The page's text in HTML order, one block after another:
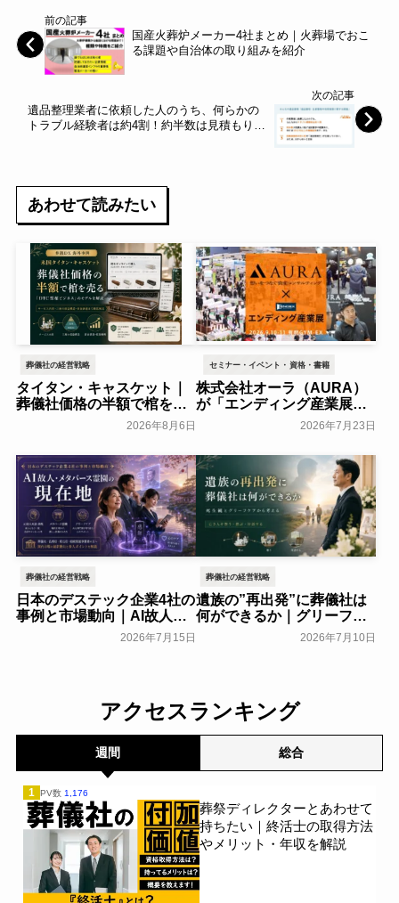
前の記事
国産火葬炉メーカー4社まとめ｜火葬場でおこ
る課題や自治体の取り組みを紹介
次の記事
遺品整理業者に依頼した人のうち、何らかの
トラブル経験者は約4割！約半数は見積もり後
あわせて読みたい
葬儀社の経営戦略
タイタン・キャスケット｜
葬儀社価格の半額で棺を売
る「DTC型棺ビジネス」の
2026年8月6日
セミナー・イベント・資格・書籍
株式会社オーラ（AURA）
が「エンディング産業展
2026」の冠スポンサーに決
定～エンディング産業展実
行委員会～
2026年7月23日
葬儀社の経営戦略
日本のデステック企業4社の
事例と市場動向｜AI故人・
メタバース霊園の現在地
2026年7月15日
葬儀社の経営戦略
遺族の”再出発”に葬儀社は
何ができるか｜グリーフケ
アから読み解く故人との向
2026年7月10日
アクセスランキング
週間 総合
1 PV数 1,176
葬祭ディレクターとあわせて
持ちたい｜終活士の取得方法
やメリット・年収を解説